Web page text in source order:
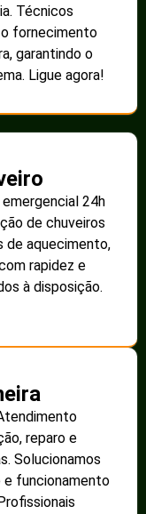
Técnicos
fornecimento
garantindo o
Ligue agora!
24h
de chuveiros
de aquecimento,
rapidez e
à disposição.
reparo e
Solucionamos
e funcionamento